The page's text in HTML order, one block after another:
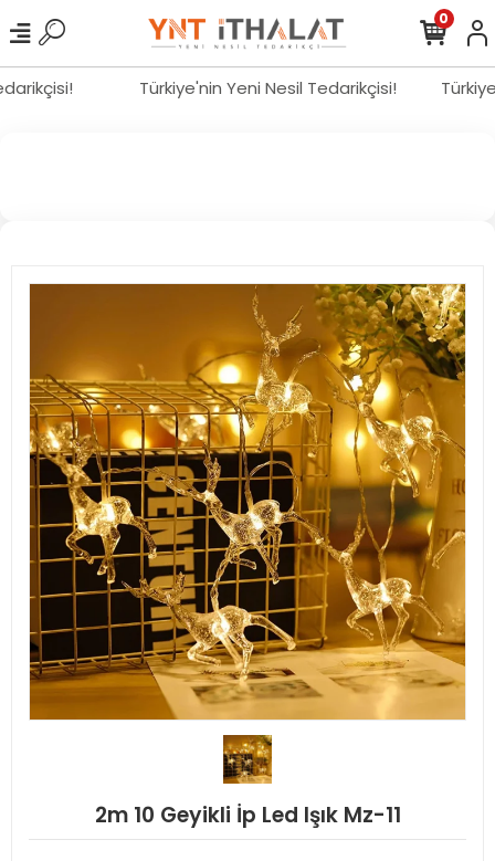
Türkiye'nin Yeni Nesil Tedarikçisi!
0
2m 10 Geyikli İp Led Işık Mz-11